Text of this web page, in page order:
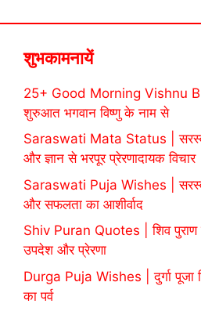
शुभकामनायें
25+ Good Morning Vishnu
शुरुआत भगवान विष्णु के नाम से
Saraswati Mata Status |
और ज्ञान से भरपूर प्रेरणादायक विचार
Saraswati Puja Wishes |
और सफलता का आशीर्वाद
Shiv Puran Quotes | शिव पुराण
उपदेश और प्रेरणा
Durga Puja Wishes | दुर्गा
का पर्व